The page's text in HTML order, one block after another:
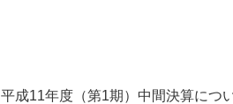
平成11年度（第1期）中間決算につ